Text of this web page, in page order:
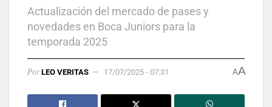
Actualización del mercado de pases y
novedades en Boca Juniors para la
temporada 2025
Por LEO VERITAS 17/07/2025 - 07:31 AA